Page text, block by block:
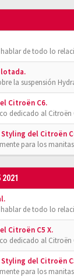
de todo lo
la suspensión
Citroën C6.
dedicado al
del Citroën
para los
2021
de todo lo
Citroën C5 X.
dedicado al
del Citroën
para los